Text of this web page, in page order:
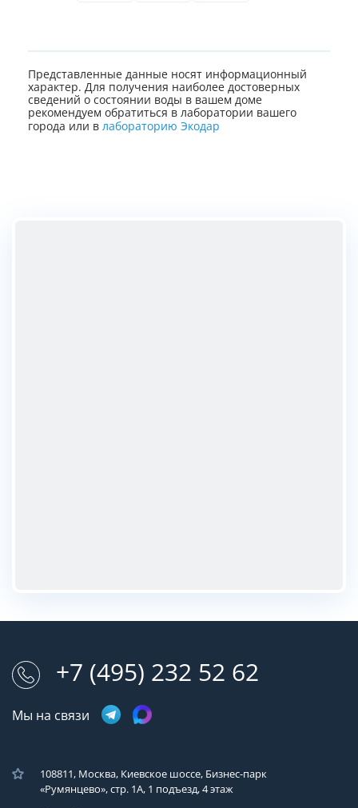
Представленные данные носят информационный
характер. Для получения наиболее достоверных
сведений о состоянии воды в вашем доме
рекомендуем обратиться в лаборатории вашего
города или в лабораторию Экодар
+7 (495) 232 52 62
Мы на связи
108811, Москва, Киевское шоссе, Бизнес-парк
«Румянцево», стр. 1А, 1 подъезд, 4 этаж